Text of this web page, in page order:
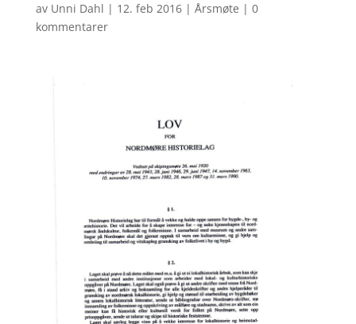
av Unni Dahl | 12. feb 2016| Årsmøte | 0
kommentarer